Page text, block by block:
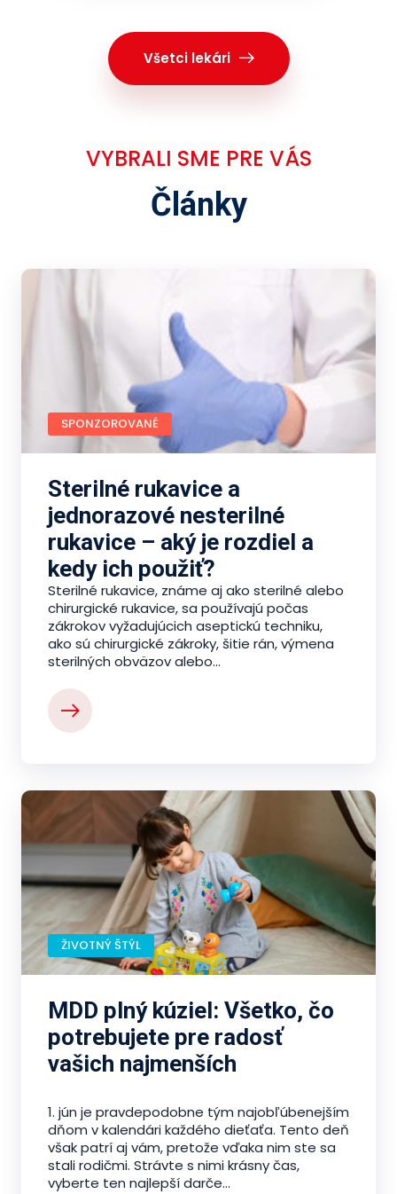
Všetci lekári
VYBRALI SME PRE VÁS
Články
SPONZOROVANÉ
Sterilné rukavice a
jednorazové nesterilné
rukavice – aký je rozdiel a
kedy ich použiť?
Sterilné rukavice, známe aj ako sterilné alebo
chirurgické rukavice, sa používajú počas
zákrokov vyžadujúcich aseptickú techniku,
ako sú chirurgické zákroky, šitie rán, výmena
sterilných obväzov alebo...
ŽIVOTNÝ ŠTÝL
MDD plný kúziel: Všetko, čo
potrebujete pre radosť
vašich najmenších
1. jún je pravdepodobne tým najobľúbenejším
dňom v kalendári každého dieťaťa. Tento deň
však patrí aj vám, pretože vďaka nim ste sa
stali rodičmi. Strávte s nimi krásny čas,
vyberte ten najlepší darče...